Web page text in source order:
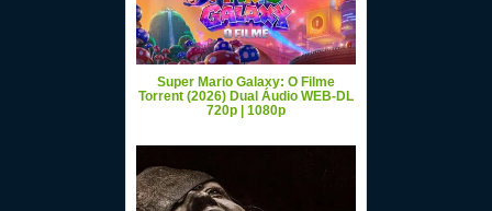
Super Mario Galaxy: O Filme
Torrent (2026) Dual Áudio WEB-DL
720p | 1080p